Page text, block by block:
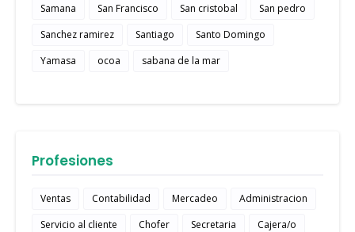
Samana
San Francisco San cristobal
San pedro
Sanchez ramirez
Santiago
Santo Domingo
Yamasa
ocoa sabana de la mar
Profesiones
Ventas Contabilidad Mercadeo
Administracion
Servicio al cliente
Chofer Secretaria
Cajera/o